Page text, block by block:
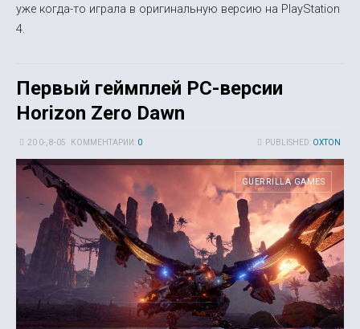
уже когда-то играла в оригинальную версию на PlayStation
4.
Первый геймплей PC-версии
Horizon Zero Dawn
PUBLISHED: OXTON
20 0-, 8-05 КОММЕНТАРИИ: 0
GUERRILLA GAMES